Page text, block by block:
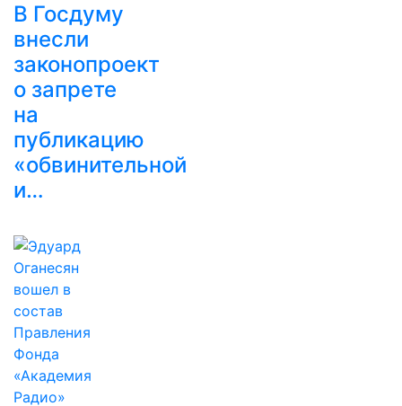
В Госдуму
внесли
законопроект
о запрете
на
публикацию
«обвинительной
и…